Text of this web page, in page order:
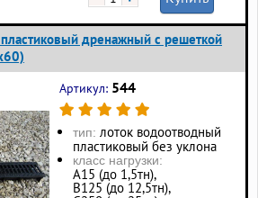
дренажный с решеткой
Артикул: 544
тип: лоток водоотводный
пластиковый без уклона
класс нагрузки:
А15 (до 1,5тн),
В125 (до 12,5тн),